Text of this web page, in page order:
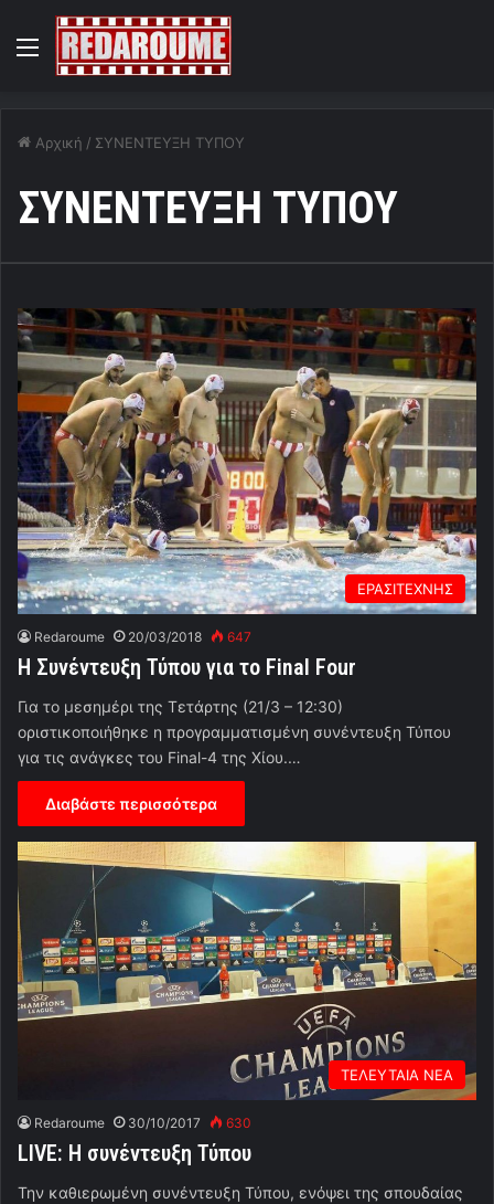
Menu
Αρχική / ΣΥΝΕΝΤΕΥΞΗ ΤΥΠΟΥ
ΣΥΝΕΝΤΕΥΞΗ ΤΥΠΟΥ
ΕΡΑΣΙΤΕΧΝΗΣ
Redaroume 20/03/2018 647
Η Συνέντευξη Τύπου για το Final Four
Για το μεσημέρι της Τετάρτης (21/3 – 12:30)
οριστικοποιήθηκε η προγραμματισμένη συνέντευξη Τύπου
για τις ανάγκες του Final-4 της Χίου.…
Διαβάστε περισσότερα
ΤΕΛΕΥΤΑΙΑ ΝΕΑ
Redaroume 30/10/2017 630
LIVE: Η συνέντευξη Τύπου
Την καθιερωμένη συνέντευξη Τύπου, ενόψει της σπουδαίας